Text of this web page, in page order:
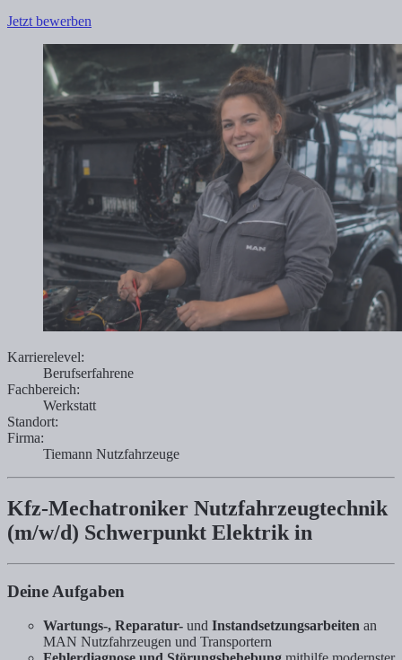
Jetzt bewerben
Karrierelevel:
Berufserfahrene
Fachbereich:
Werkstatt
Standort:
Firma:
Tiemann Nutzfahrzeuge
Kfz-Mechatroniker Nutzfahrzeugtechnik
(m/w/d) Schwerpunkt Elektrik in
Deine Aufgaben
Wartungs-, Reparatur- und Instandsetzungsarbeiten an
MAN Nutzfahrzeugen und Transportern